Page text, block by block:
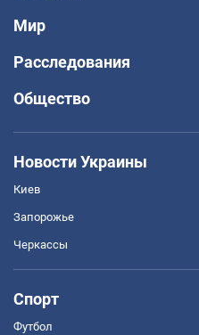
Мир
Расследования
Общество
Новости Украины
Киев
Запорожье
Черкассы
Спорт
Футбол